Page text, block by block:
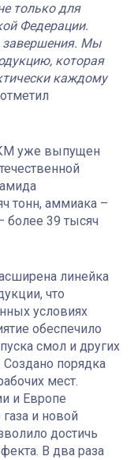
только для
Федерации.
завершения. Мы
которая
каждому
уже выпущен
тонн, аммиака –
более 39 тысяч
линейка
что
условиях
обеспечило
смол и других
порядка
мест.
и Европе
и новой
достичь
В два раза